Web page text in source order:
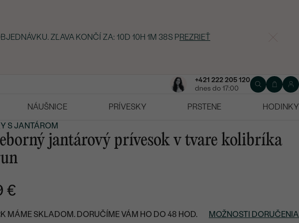
ZĽAVA KONČÍ ZA:10D 10H 1M 37SPREZRIEŤ
+421 222 205 120
dnes do 17:00
NÁUŠNICE PRÍVESKY PRSTENE
HODINKY
S JANTÁROM
jantárový prívesok v tvare kolibríka
€
MÁME SKLADOM. DORUČÍME VÁM HO DO 48 HOD. MOŽNOSTI DORUČENIA